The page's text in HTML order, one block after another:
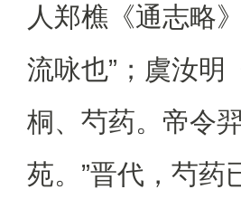
人郑樵《通志略
流咏也”；虞汝明
桐、芍药。帝令
苑。”晋代，芍药